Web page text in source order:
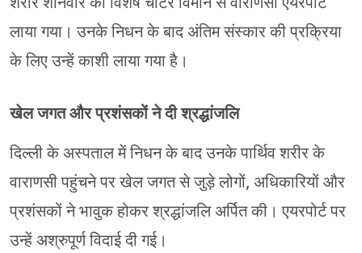
लाया गया। उनके निधन के बाद अंतिम संस्कार की प्रक्रिया
के लिए उन्हें काशी लाया गया है।
खेल जगत और प्रशंसकों ने दी श्रद्धांजलि
दिल्ली के अस्पताल में निधन के बाद उनके पार्थिव शरीर के
वाराणसी पहुंचने पर खेल जगत से जुड़े लोगों, अधिकारियों और
प्रशंसकों ने भावुक होकर श्रद्धांजलि अर्पित की। एयरपोर्ट पर
उन्हें अश्रुपूर्ण विदाई दी गई।